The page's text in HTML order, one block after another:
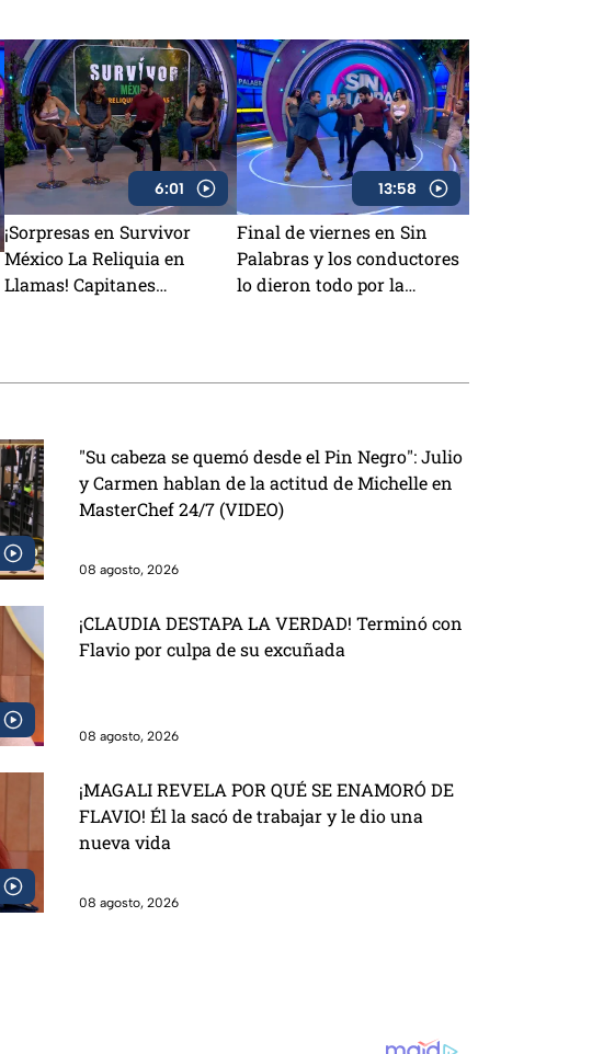
6:01
¡Sorpresas en Survivor
México La Reliquia en
Llamas! Capitanes
13:58
Final de viernes en Sin
Palabras y los conductores
lo dieron todo por la
"Su cabeza se quemó desde el Pin Negro": Julio
y Carmen hablan de la actitud de Michelle en
MasterChef 24/7 (VIDEO)
08 agosto, 2026
¡CLAUDIA DESTAPA LA VERDAD! Terminó con
Flavio por culpa de su excuñada
08 agosto, 2026
¡MAGALI REVELA POR QUÉ SE ENAMORÓ DE
FLAVIO! Él la sacó de trabajar y le dio una
nueva vida
08 agosto, 2026